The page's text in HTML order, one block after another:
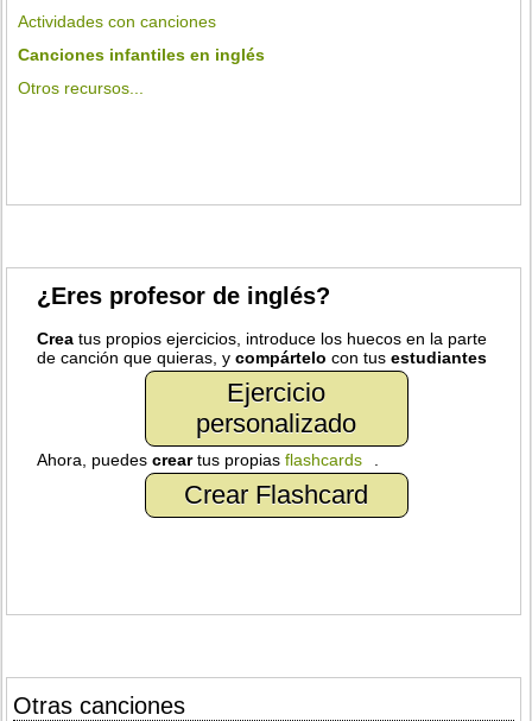
Actividades con canciones
Canciones infantiles en inglés
Otros recursos...
¿Eres profesor de inglés?
Crea tus propios ejercicios, introduce los huecos en la parte
de canción que quieras, ycompártelo con tusestudiantes
Ejercicio
personalizado
Ahora, puedescreartus propiasflashcards .
Crear Flashcard
Otras canciones